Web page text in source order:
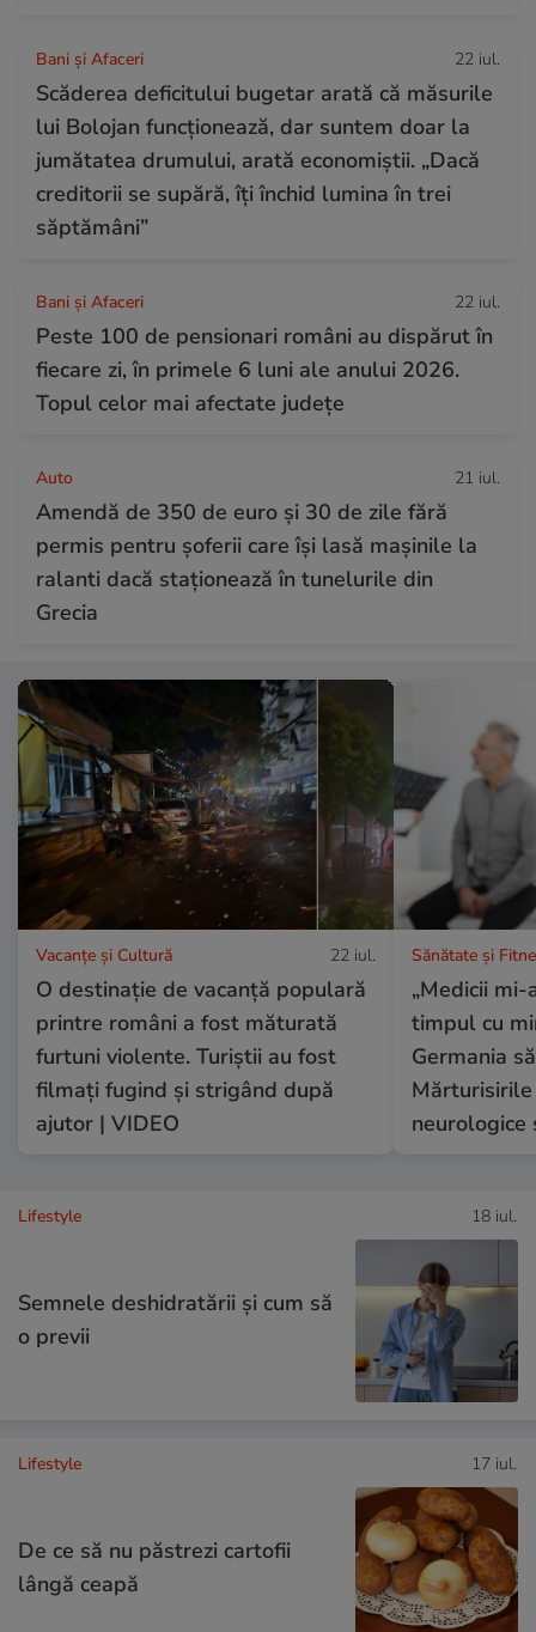
Bani și Afaceri 22 iul.
Scăderea deficitului bugetar arată că măsurile
lui Bolojan funcționează, dar suntem doar la
jumătatea drumului, arată economiștii. „Dacă
creditorii se supără, îți închid lumina în trei
săptămâni”
Bani și Afaceri 22 iul.
Peste 100 de pensionari români au dispărut în
fiecare zi, în primele 6 luni ale anului 2026.
Topul celor mai afectate județe
Auto 21 iul.
Amendă de 350 de euro și 30 de zile fără
permis pentru șoferii care își lasă mașinile la
ralanti dacă staționează în tunelurile din
Grecia
Vacanțe și Cultură 22 iul.
O destinație de vacanță populară
printre români a fost măturată
furtuni violente. Turiștii au fost
filmați fugind și strigând după
ajutor | VIDEO
Sănătate și
„Medicii
timpul cu
Germania
neurologice
Lifestyle 18 iul.
Semnele deshidratării și cum să
o previi
Lifestyle 17 iul.
De ce să nu păstrezi cartofii
lângă ceapă